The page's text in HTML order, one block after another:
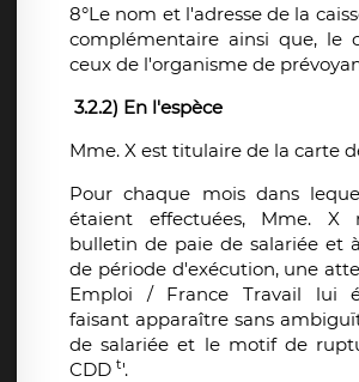
8°Le nom et l'adresse de la
complémentaire ainsi que, le
ceux de l'organisme de
3.2.2) En l'espèce
Mme. X est titulaire de la carte
Pour chaque mois dans
étaient effectuées, Mme. X
bulletin de paie de salariée et
de période d'exécution, une
Emploi / France Travail lui
faisant apparaître sans
de salariée et le motif de
CDD t'.